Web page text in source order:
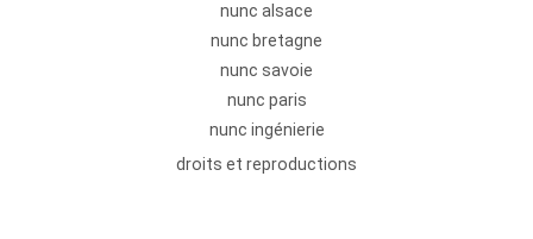
nunc alsace
nunc bretagne
nunc savoie
nunc paris
nunc ingénierie
droits et reproductions